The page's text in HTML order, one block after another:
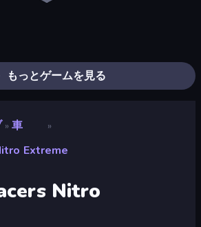
もっとゲームを見る
» 車 »
Extreme
Nitro